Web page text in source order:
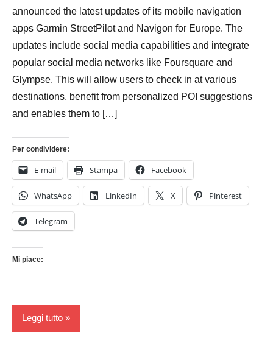
announced the latest updates of its mobile navigation
apps Garmin StreetPilot and Navigon for Europe. The
updates include social media capabilities and integrate
popular social media networks like Foursquare and
Glympse. This will allow users to check in at various
destinations, benefit from personalized POI suggestions
and enables them to […]
Per condividere:
E-mail Stampa Facebook
WhatsApp LinkedIn X Pinterest
Telegram
Mi piace:
Leggi tutto